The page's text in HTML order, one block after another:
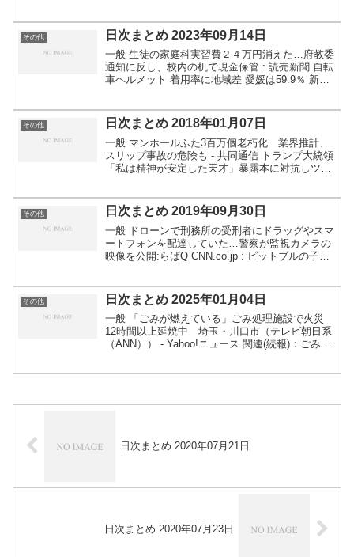
トコ...
その他 日次まとめ 2023年09月14日
一般 生徒の家庭科実習費２４万円消えた…府教委
通知に反し、校内の机で現金保管 : 読売新聞 自転
車ヘルメット 着用率に地域差 愛媛は59.9％ 新潟
その他 日次まとめ 2018年01月07日
一般 マンホールふた3百万個老朽化 業界推計、
スリップ事故の危険も - 共同通信 トランプ大統領
「私は精神が安定した天才」暴露本に対抗しツイ
り...
その他 日次まとめ 2019年09月30日
一般 ドローンで刑務所の受刑者にドラッグやスマ
ートフォンを配達していた…警察が監視カメラの
映像を公開:らばQ CNN.co.jp : ピットブルの子犬
その他 日次まとめ 2025年01月04日
一般 「ごみが燃えている」ごみ処理施設で火災
12時間以上延焼中 埼玉・川口市（テレビ朝日系
（ANN）） - Yahoo!ニュース 関連(続報)：ごみ処
日次まとめ 2020年07月21日
日次まとめ 2020年07月23日